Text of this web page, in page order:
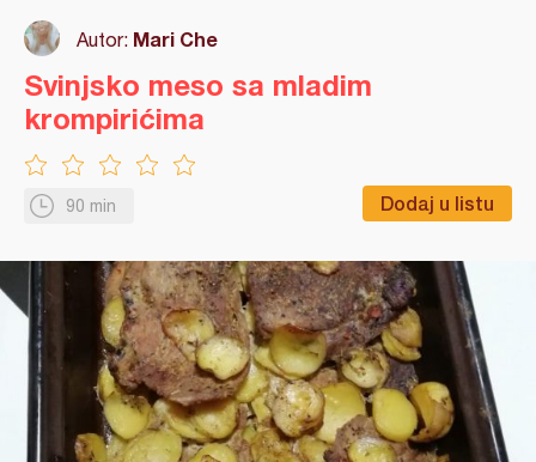
Autor: Mari Che
90 min Dodaj u listu
Svinjsko meso sa mladim
krompirićima